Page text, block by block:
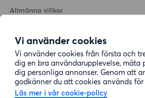
Vi använder cookies
Vi använder cookies från första och
dig en bra användarupplevelse, mäta
dig personliga annonser. Genom att
godkänner du att cookies används
Läs mer i vår cookie-policy
Allmänna villkor
Cookiepolicy
Sitemap
Kundtjänst